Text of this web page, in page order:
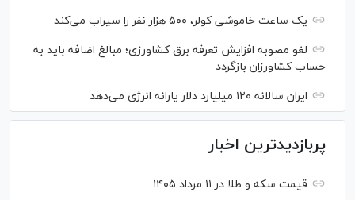
یک ساعت خاموشی کولر، ۵۰۰ هزار نفر را سیراب می‌کند
لغو مصوبه افزایش تعرفه برق کشاورزی؛ مبالغ اضافه باید به
حساب کشاورزان بازگردد
ایران سالانه ۱۲۰ میلیارد دلار یارانه انرژی می‌دهد
پربازدیدترین اخبار
قیمت سکه و طلا در ۱۱ مرداد ۱۴۰۵